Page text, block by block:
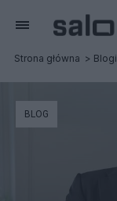
Strona główna Blogi
BLOG